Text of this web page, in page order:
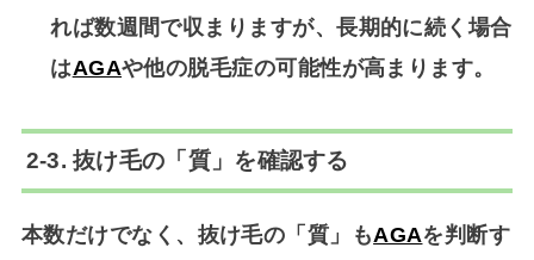
れば数週間で収まりますが、長期的に続く場合
はAGAや他の脱毛症の可能性が高まります。
2-3. 抜け毛の「質」を確認する
本数だけでなく、抜け毛の「質」もAGAを判断す